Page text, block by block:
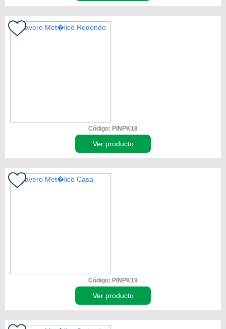
Código: PINPK18
Ver producto
Código: PINPK19
Ver producto